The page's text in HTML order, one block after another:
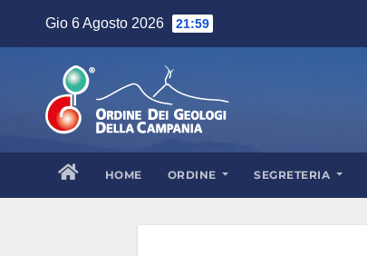
Gio 6 Agosto 2026 21:59
HOME ORDINE SEGRETERIA